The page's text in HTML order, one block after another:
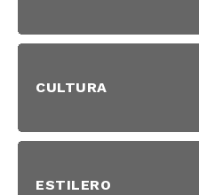
CULTURA
ESTILERO